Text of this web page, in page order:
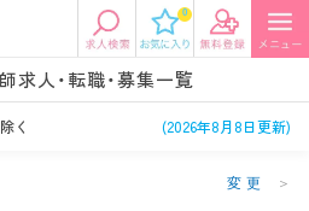
0
求人・転職・募集一覧
く (2026年8月8日更新)
駅・路線から探す
の選択に戻る
変更 ＞